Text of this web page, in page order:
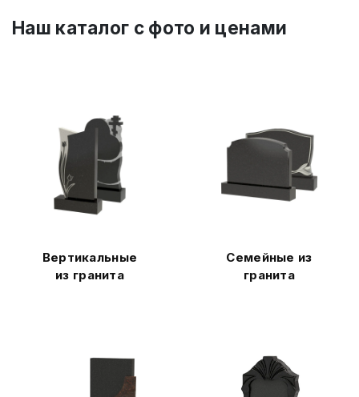
Наш каталог c фото и ценами
Вертикальные
из гранита
Семейные из
гранита